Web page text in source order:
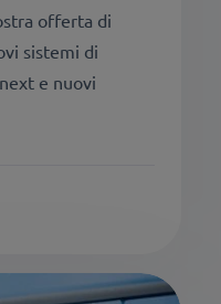
offerta di
sistemi di
e nuovi